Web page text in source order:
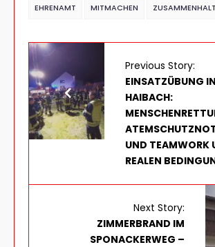
EHRENAMT MITMACHEN ZUSAMMENHALT
Previous Story:
EINSATZÜBUNG IN
HAIBACH:
UND TEAMWORK
REALEN
Next Story:
ZIMMERBRAND IM
SPONACKERWEG –